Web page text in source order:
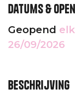
Datums &
Geopend
26/09/2026
Beschrijving